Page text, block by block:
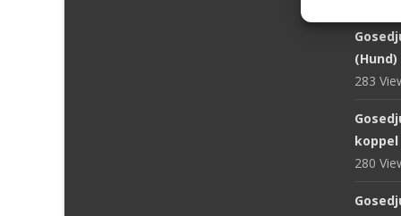
(Hund)
283
koppel
280